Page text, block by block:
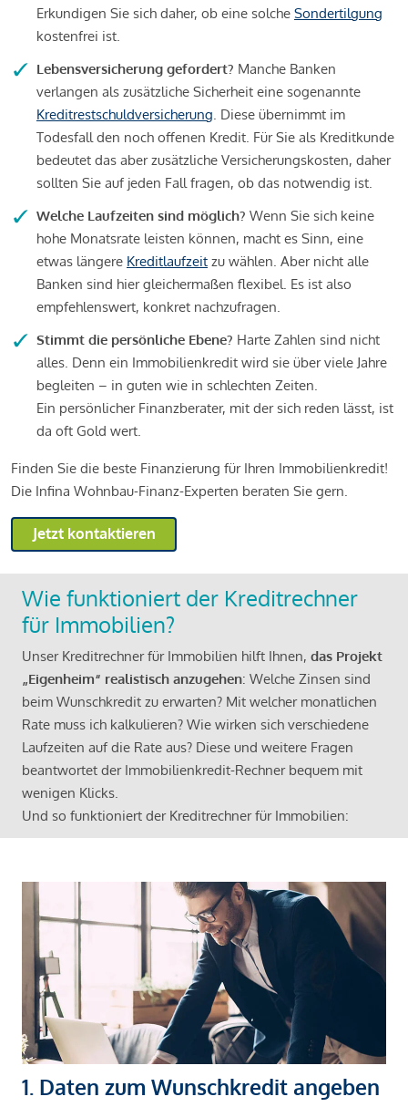
Erkundigen Sie sich daher, ob eine solche Sondertilgung
kostenfrei ist.
Lebensversicherung gefordert? Manche Banken
verlangen als zusätzliche Sicherheit eine sogenannte
Kreditrestschuldversicherung. Diese übernimmt im
Todesfall den noch offenen Kredit. Für Sie als Kreditkunde
bedeutet das aber zusätzliche Versicherungskosten, daher
sollten Sie auf jeden Fall fragen, ob das notwendig ist.
Welche Laufzeiten sind möglich? Wenn Sie sich keine
hohe Monatsrate leisten können, macht es Sinn, eine
etwas längere Kreditlaufzeit zu wählen. Aber nicht alle
Banken sind hier gleichermaßen flexibel. Es ist also
empfehlenswert, konkret nachzufragen.
Stimmt die persönliche Ebene? Harte Zahlen sind nicht
alles. Denn ein Immobilienkredit wird sie über viele Jahre
begleiten – in guten wie in schlechten Zeiten.
Ein persönlicher Finanzberater, mit der sich reden lässt, ist
da oft Gold wert.
Finden Sie die beste Finanzierung für Ihren Immobilienkredit!
Die Infina Wohnbau-Finanz-Experten beraten Sie gern.
Jetzt kontaktieren
Wie funktioniert der Kreditrechner
für Immobilien?
Unser Kreditrechner für Immobilien hilft Ihnen, das Projekt
„Eigenheim“ realistisch anzugehen: Welche Zinsen sind
beim Wunschkredit zu erwarten? Mit welcher monatlichen
Rate muss ich kalkulieren? Wie wirken sich verschiedene
Laufzeiten auf die Rate aus? Diese und weitere Fragen
beantwortet der Immobilienkredit-Rechner bequem mit
wenigen Klicks.
Und so funktioniert der Kreditrechner für Immobilien:
1. Daten zum Wunschkredit angeben